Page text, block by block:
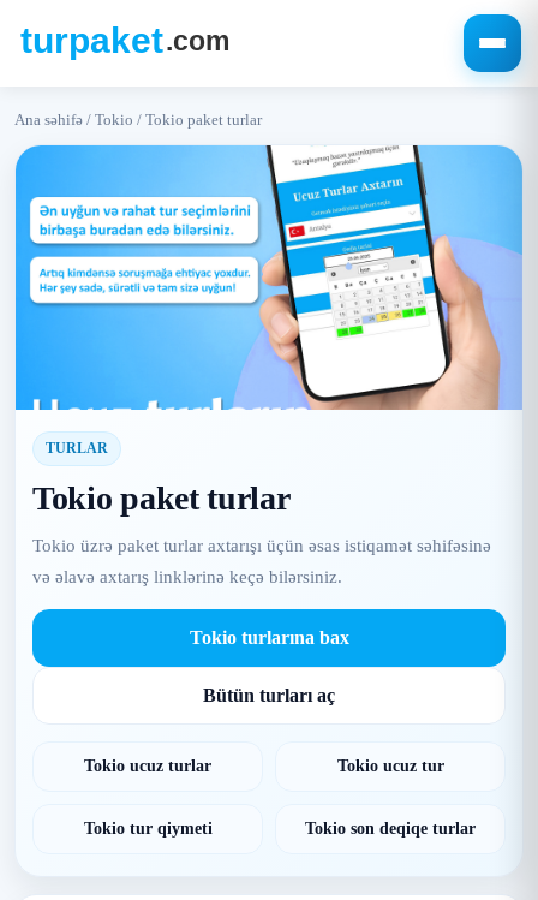
Ana səhifə / Tokio / Tokio paket turlar
TURLAR
Tokio paket turlar
Tokio üzrə paket turlar axtarışı üçün əsas istiqamət səhifəsinə
və əlavə axtarış linklərinə keçə bilərsiniz.
Tokio turlarına bax
Bütün turları aç
Tokio ucuz turlar Tokio ucuz tur
Tokio tur qiymeti Tokio son deqiqe turlar